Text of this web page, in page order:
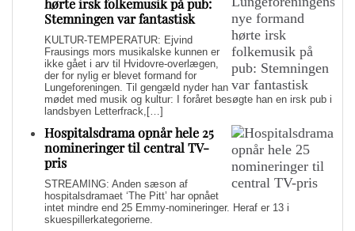
hørte irsk folkemusik på pub:
Stemningen var fantastisk
KULTUR-TEMPERATUR: Ejvind
Frausings mors musikalske kunnen er
ikke gået i arv til Hvidovre-overlægen,
der for nylig er blevet formand for
Lungeforeningen. Til gengæld nyder han
mødet med musik og kultur: I foråret besøgte han en irsk pub i
landsbyen Letterfrack,[…]
Hospitalsdrama opnår hele 25
nomineringer til central TV-
pris
STREAMING: Anden sæson af
hospitalsdramaet ‘The Pitt’ har opnået
intet mindre end 25 Emmy-nomineringer. Heraf er 13 i
skuespillerkategorierne.